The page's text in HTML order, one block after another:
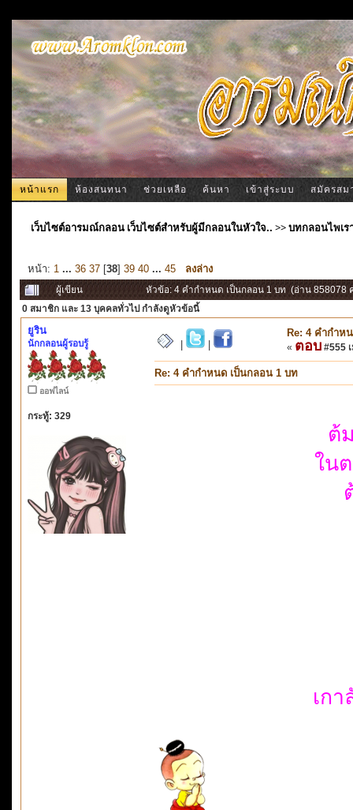
หน้าแรก ห้องสนทนา ช่วยเหลือ ค้นหา เข้าสู่ระบบ สมัครสม
เว็บไซต์อารมณ์กลอน เว็บไซต์สำหรับผู้มีกลอนในหัวใจ.. >>บทกลอนไพเร
หน้า: 1 ... 36 37 [38] 39 40 ... 45 ลงล่าง
ผู้เขียน
หัวข้อ: 4 คำกำหนด เป็นกลอน 1 บท (อ่าน 858078
0 สมาชิก และ 13 บุคคลทั่วไป กำลังดูหัวข้อนี้
ยูริน
นักกลอนผู้รอบรู้
ออฟไลน์
กระทู้: 329
Re: 4 คำกำห
« ตอบ #555
Re: 4 คำกำหนด เป็นกลอน 1 บท
ต้
ใน
เก